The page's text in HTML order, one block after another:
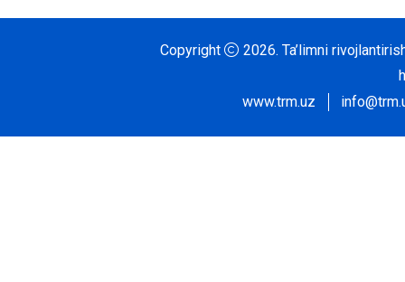
Copyright 2026. Ta’limni
www.trm.uz